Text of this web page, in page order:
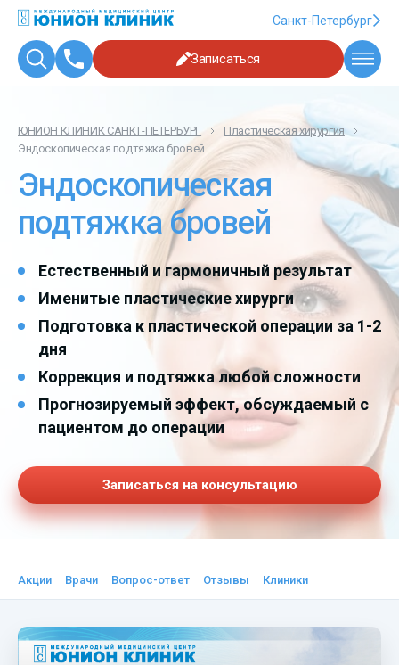
Санкт-Петербург
Записаться
ЮНИОН КЛИНИК САНКТ-ПЕТЕРБУРГ
Пластическая хирургия
Эндоскопическая подтяжка бровей
Эндоскопическая
подтяжка бровей
Естественный и гармоничный результат
Именитые пластические хирурги
Подготовка к пластической операции за 1-2
дня
Коррекция и подтяжка любой сложности
Прогнозируемый эффект, обсуждаемый с
пациентом до операции
Записаться на консультацию
Акции Врачи Вопрос-ответ Отзывы Клиники